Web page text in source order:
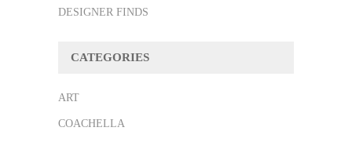
DESIGNER FINDS
CATEGORIES
ART
COACHELLA